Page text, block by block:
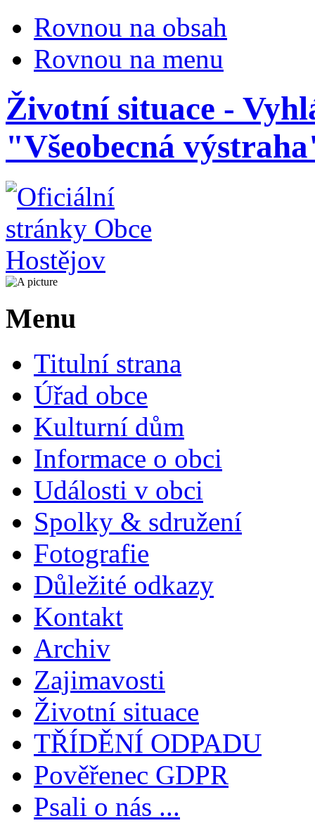
Rovnou na obsah
Rovnou na menu
Životní situace -
"Všeobecná
Menu
Titulní strana
Úřad obce
Kulturní dům
Informace o obci
Události v obci
Spolky & sdružení
Fotografie
Důležité odkazy
Kontakt
Archiv
Zajimavosti
Životní situace
TŘÍDĚNÍ ODPADU
Pověřenec GDPR
Psali o nás ...